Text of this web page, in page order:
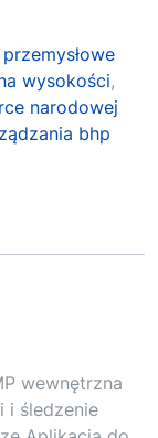
wysokości,
narodowej
bhp
wewnętrzna
i śledzenie